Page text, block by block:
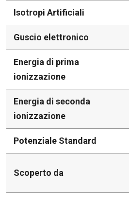
Isotropi Artificiali
Guscio elettronico
Energia di prima
ionizzazione
Energia di seconda
ionizzazione
Potenziale Standard
Scoperto da